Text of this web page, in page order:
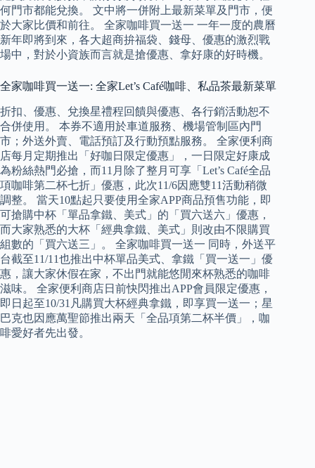
何門市都能兌換。 文中將一併附上最新菜單及門市，便
於大家比價和前往。 全家咖啡買一送一 一年一度的農曆
新年即將到來，各大超商拚福袋、錢母、優惠的激烈戰
場中，對於小資族而言就是搶優惠、拿好康的好時機。
全家咖啡買一送一: 全家Let’s Café咖啡、私品茶最新菜單
折扣、優惠、兌換星禮程回饋與優惠、各行銷活動恕不
合併使用。 本券不適用於車道服務、機場管制區內門
市；外送外賣、電話預訂及行動預點服務。 全家便利商
店每月定期推出「好咖日限定優惠」，一日限定好康成
為粉絲熱門必搶，而11月除了整月可享「Let’s Café全品
項咖啡第二杯七折」優惠，此次11/6因應雙11活動稍微
調整。 當天10點起只要使用全家APP商品預售功能，即
可搶購中杯「單品拿鐵、美式」的「買六送六」優惠，
而大家熟悉的大杯「經典拿鐵、美式」則改由不限購買
組數的「買六送三」。 全家咖啡買一送一 同時，外送平
台截至11/11也推出中杯單品美式、拿鐵「買一送一」優
惠，讓大家休假在家，不出門就能悠閒來杯熟悉的咖啡
滋味。 全家便利商店日前快閃推出APP會員限定優惠，
即日起至10/31凡購買大杯經典拿鐵，即享買一送一；星
巴克也因應萬聖節推出兩天「全品項第二杯半價」，咖
啡愛好者先出發。